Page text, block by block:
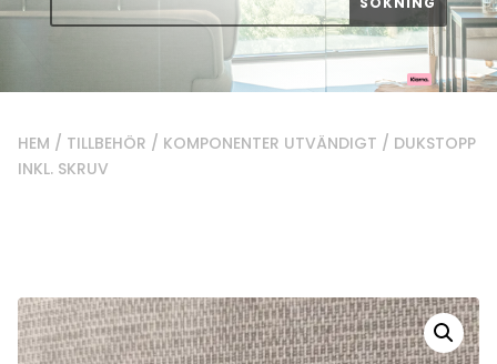
HEM / TILLBEHÖR / KOMPONENTER UTVÄNDIGT / DUKSTOPP
INKL. SKRUV